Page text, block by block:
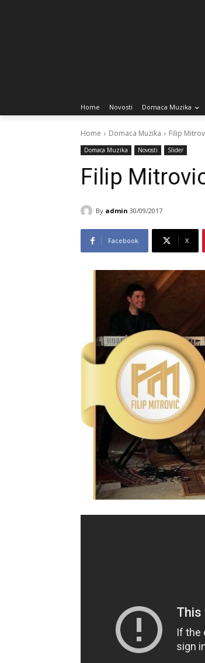
Home Novosti Domaca Muzika
Home Domaca Muzika Filip
Domaca Muzika Novosti Slider
Filip
By admin 30/09/2017
Facebook X